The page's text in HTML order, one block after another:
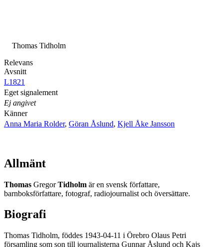
Thomas Tidholm
Relevans
Avsnitt
L1821
Eget signalement
Ej angivet
Känner
Anna Maria Rolder, Göran Åslund, Kjell Åke Jansson
Allmänt
Thomas GregorTidholm är en svensk författare,
barnboksförfattare, fotograf, radiojournalist och översättare.
Biografi
Thomas Tidholm, föddes 1943-04-11 i Örebro Olaus Petri
församling som son till journalisterna Gunnar Åslund och Kajs